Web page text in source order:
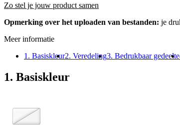
Zo stel je jouw product samen
Opmerking over het uploaden van bestanden: je
Meer informatie
1. Basiskleur2. Veredeling3. Bedrukbaar gedeelte
1. Basiskleur